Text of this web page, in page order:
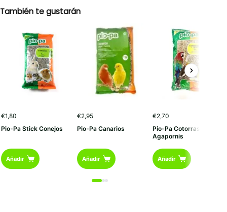
También te gustarán
€1,80
Pio-Pa Stick Conejos
Añadir
€2,95
Pio-Pa Canarios
Añadir
€2,70
Pio-Pa Cotorras Y
Agapornis
Añadir